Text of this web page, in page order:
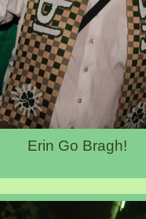
Erin Go Bragh!